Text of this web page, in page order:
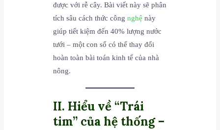
được với rễ cây. Bài viết này sẽ phân
tích sâu cách thức côngnghệ này
giúp tiết kiệm đến 40% lượng nước
tưới – một con số có thể thay đổi
hoàn toàn bài toán kinh tế của nhà
nông.
II. Hiểu về “Trái
tim” của hệ thống –